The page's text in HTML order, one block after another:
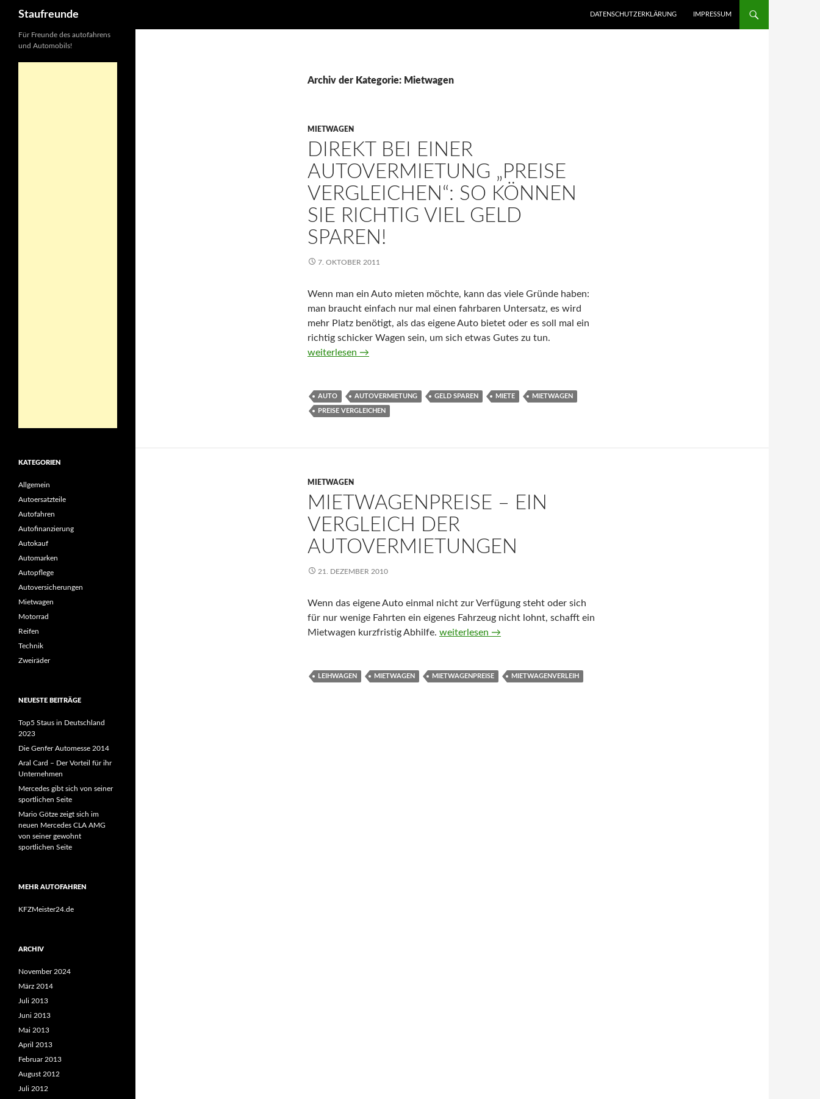
Staufreunde
DATENSCHUTZERKLÄRUNG
IMPRESSUM
Archiv der Kategorie: Mietwagen
MIETWAGEN
DIREKT BEI EINER
AUTOVERMIETUNG „PREISE
VERGLEICHEN“: SO KÖNNEN
SIE RICHTIG VIEL GELD
SPAREN!
7. OKTOBER 2011
Wenn man ein Auto mieten möchte, kann das viele Gründe haben:
man braucht einfach nur mal einen fahrbaren Untersatz, es wird
mehr Platz benötigt, als das eigene Auto bietet oder es soll mal ein
richtig schicker Wagen sein, um sich etwas Gutes zu tun.
Direkt bei einer Autovermietung „Preise vergleichen“: so können Sie richtig viel Geld sparen!
weiterlesen →
AUTO AUTOVERMIETUNG GELD SPAREN MIETE MIETWAGEN
PREISE VERGLEICHEN
MIETWAGEN
MIETWAGENPREISE – EIN
VERGLEICH DER
AUTOVERMIETUNGEN
21. DEZEMBER 2010
Wenn das eigene Auto einmal nicht zur Verfügung steht oder sich
für nur wenige Fahrten ein eigenes Fahrzeug nicht lohnt, schafft ein
Mietwagen kurzfristig Abhilfe. Mietwagenpreise – Ein Vergleich der Autovermietungen
weiterlesen →
LEIHWAGEN MIETWAGEN MIETWAGENPREISE MIETWAGENVERLEIH
Für Freunde des autofahrens
und Automobils!
KATEGORIEN
Allgemein
Autoersatzteile
Autofahren
Autofinanzierung
Autokauf
Automarken
Autopflege
Autoversicherungen
Mietwagen
Motorrad
Reifen
Technik
Zweiräder
NEUESTE BEITRÄGE
Top5 Staus in Deutschland
2023
Die Genfer Automesse 2014
Aral Card – Der Vorteil für ihr
Unternehmen
Mercedes gibt sich von seiner
sportlichen Seite
Mario Götze zeigt sich im
neuen Mercedes CLA AMG
von seiner gewohnt
sportlichen Seite
MEHR AUTOFAHREN
KFZMeister24.de
ARCHIV
November 2024
März 2014
Juli 2013
Juni 2013
Mai 2013
April 2013
Februar 2013
August 2012
Juli 2012